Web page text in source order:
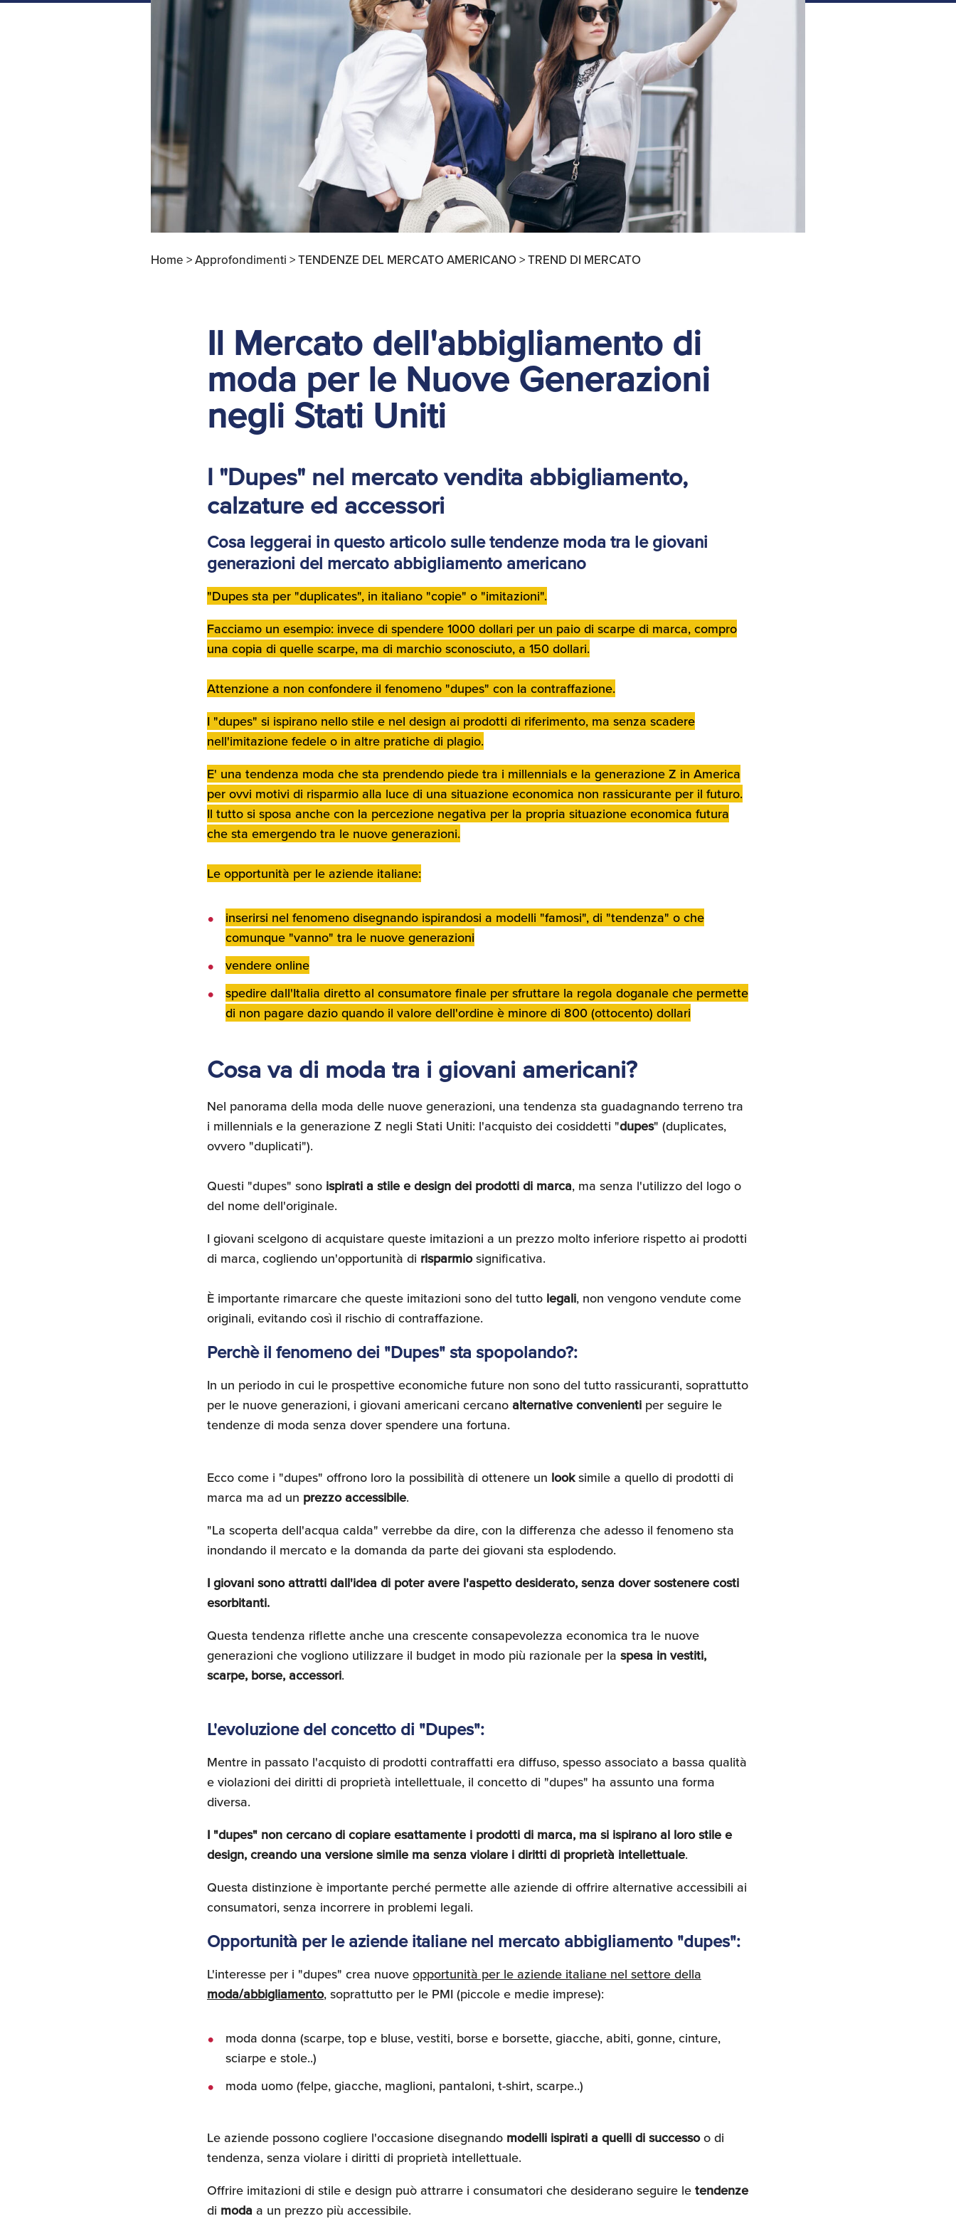
Ricerche di Mercato
Assicurazioni, Permessi
e Licenze
Ricerca Personale e
Gestione Risorse
Umane
Home >Approfondimenti >TENDENZE DEL MERCATO AMERICANO >TREND DI MERCATO
Il Mercato dell'abbigliamento di
moda per le Nuove Generazioni
negli Stati Uniti
I "Dupes" nel mercato vendita abbigliamento,
calzature ed accessori
Cosa leggerai in questo articolo sulle tendenze moda tra le giovani
generazioni del mercato abbigliamento americano
"Dupes sta per "duplicates", in italiano "copie" o "imitazioni".
Facciamo un esempio: invece di spendere 1000 dollari per un paio di scarpe di marca, compro
una copia di quelle scarpe, ma di marchio sconosciuto, a 150 dollari.
Attenzione a non confondere il fenomeno "dupes" con la contraffazione.
I "dupes" si ispirano nello stile e nel design ai prodotti di riferimento, ma senza scadere
nell'imitazione fedele o in altre pratiche di plagio.
E' una tendenza moda che sta prendendo piede tra i millennials e la generazione Z in America
per ovvi motivi di risparmio alla luce di una situazione economica non rassicurante per il futuro.
Il tutto si sposa anche con la percezione negativa per la propria situazione economica futura
che sta emergendo tra le nuove generazioni.
Le opportunità per le aziende italiane:
inserirsi nel fenomeno disegnando ispirandosi a modelli "famosi", di "tendenza" o che
comunque "vanno" tra le nuove generazioni
vendere online
spedire dall'Italia diretto al consumatore finale per sfruttare la regola doganale che permette
di non pagare dazio quando il valore dell'ordine è minore di 800 (ottocento) dollari
Cosa va di moda tra i giovani americani?
Nel panorama della moda delle nuove generazioni, una tendenza sta guadagnando terreno tra
i millennials e la generazione Z negli Stati Uniti: l'acquisto dei cosiddetti "dupes" (duplicates,
ovvero "duplicati").
Questi "dupes" sono ispirati a stile e design dei prodotti di marca, ma senza l'utilizzo del logo o
del nome dell'originale.
I giovani scelgono di acquistare queste imitazioni a un prezzo molto inferiore rispetto ai prodotti
di marca, cogliendo un'opportunità di risparmiosignificativa.
È importante rimarcare che queste imitazioni sono del tutto legali, non vengono vendute come
originali, evitando così il rischio di contraffazione.
Perchè il fenomeno dei "Dupes" sta spopolando?:
In un periodo in cui le prospettive economiche future non sono del tutto rassicuranti, soprattutto
per le nuove generazioni, i giovani americani cercano alternative convenienti per seguire le
tendenze di moda senza dover spendere una fortuna.
Ecco come i "dupes" offrono loro la possibilità di ottenere un looksimile a quello di prodotti di
marca ma ad un prezzo accessibile.
"La scoperta dell'acqua calda" verrebbe da dire, con la differenza che adesso il fenomeno sta
inondando il mercato e la domanda da parte dei giovani sta esplodendo.
I giovani sono attratti dall'idea di poter avere l'aspetto desiderato, senza dover sostenere costi
esorbitanti.
Questa tendenza riflette anche una crescente consapevolezza economica tra le nuove
generazioni che vogliono utilizzare il budget in modo più razionale per la spesa in vestiti,
scarpe, borse, accessori.
L'evoluzione del concetto di "Dupes":
Mentre in passato l'acquisto di prodotti contraffatti era diffuso, spesso associato a bassa qualità
e violazioni dei diritti di proprietà intellettuale, il concetto di "dupes" ha assunto una forma
diversa.
I "dupes" non cercano di copiare esattamente i prodotti di marca, ma si ispirano al loro stile e
design, creando una versione simile ma senza violare i diritti di proprietà intellettuale.
Questa distinzione è importante perché permette alle aziende di offrire alternative accessibili ai
consumatori, senza incorrere in problemi legali.
Opportunità per le aziende italiane nel mercato abbigliamento "dupes":
L'interesse per i "dupes" crea nuove opportunità per le aziende italiane nel settore della
moda/abbigliamento, soprattutto per le PMI (piccole e medie imprese):
moda donna (scarpe, top e bluse, vestiti, borse e borsette, giacche, abiti, gonne, cinture,
sciarpe e stole..)
moda uomo (felpe, giacche, maglioni, pantaloni, t-shirt, scarpe..)
Le aziende possono cogliere l'occasione disegnando modelli ispirati a quelli di successoo di
tendenza, senza violare i diritti di proprietà intellettuale.
Offrire imitazioni di stile e design può attrarre i consumatori che desiderano seguire le tendenze
di moda a un prezzo più accessibile.